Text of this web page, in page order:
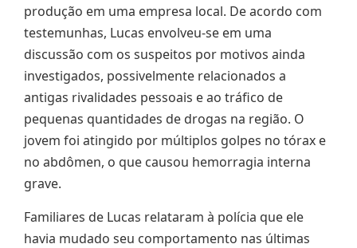
produção em uma empresa local. De acordo com
testemunhas, Lucas envolveu-se em uma
discussão com os suspeitos por motivos ainda
investigados, possivelmente relacionados a
antigas rivalidades pessoais e ao tráfico de
pequenas quantidades de drogas na região. O
jovem foi atingido por múltiplos golpes no tórax e
no abdômen, o que causou hemorragia interna
grave.
Familiares de Lucas relataram à polícia que ele
havia mudado seu comportamento nas últimas